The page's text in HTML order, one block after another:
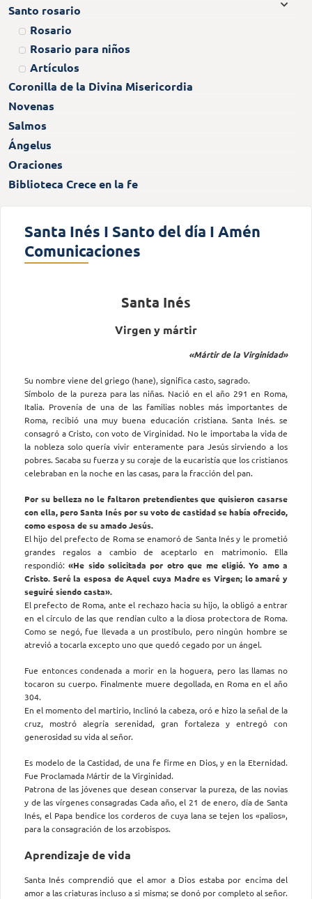
Santo rosario
Rosario
Rosario para niños
Artículos
Coronilla de la Divina Misericordia
Novenas
Salmos
Ángelus
Oraciones
Biblioteca Crece en la fe
Santa Inés I Santo del día I Amén
Comunicaciones
Santa Inés
Virgen y mártir
«Mártir de la Virginidad»
Su nombre viene del griego (hane), significa casto, sagrado.
Símbolo de la pureza para las niñas. Nació en el año 291 en Roma,
Italia. Provenía de una de las familias nobles más importantes de
Roma, recibió una muy buena educación cristiana. Santa Inés. se
consagró a Cristo, con voto de Virginidad. No le importaba la vida de
la nobleza solo quería vivir enteramente para Jesús sirviendo a los
pobres. Sacaba su fuerza y su coraje de la eucaristía que los cristianos
celebraban en la noche en las casas, para la fracción del pan.
Por su belleza no le faltaron pretendientes que quisieron casarse
con ella, pero Santa Inés por su voto de castidad se había ofrecido,
como esposa de su amado Jesús.
El hijo del prefecto de Roma se enamoró de Santa Inés y le prometió
grandes regalos a cambio de aceptarlo en matrimonio. Ella
respondió:«He sido solicitada por otro que me eligió. Yo amo a
Cristo. Seré la esposa de Aquel cuya Madre es Virgen; lo amaré y
seguiré siendo casta».
El prefecto de Roma, ante el rechazo hacia su hijo, la obligó a entrar
en el círculo de las que rendían culto a la diosa protectora de Roma.
Como se negó, fue llevada a un prostíbulo, pero ningún hombre se
atrevió a tocarla excepto uno que quedó cegado por un ángel.
Fue entonces condenada a morir en la hoguera, pero las llamas no
tocaron su cuerpo. Finalmente muere degollada, en Roma en el año
304.
En el momento del martirio, Inclinó la cabeza, oró e hizo la señal de la
cruz, mostró alegría serenidad, gran fortaleza y entregó con
generosidad su vida al señor.
Es modelo de la Castidad, de una fe firme en Dios, y en la Eternidad.
Fue Proclamada Mártir de la Virginidad.
Patrona de las jóvenes que desean conservar la pureza, de las novias
y de las vírgenes consagradas Cada año, el 21 de enero, día de Santa
Inés, el Papa bendice los corderos de cuya lana se tejen los «palios»,
para la consagración de los arzobispos.
Aprendizaje de vida
Santa Inés comprendió que el amor a Dios estaba por encima del
amor a las criaturas incluso a si misma; se donó por completo al señor.